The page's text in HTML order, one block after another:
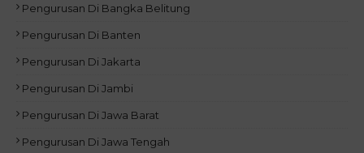
Pengurusan Di Bangka Belitung
Pengurusan Di Banten
Pengurusan Di Jakarta
Pengurusan Di Jambi
Pengurusan Di Jawa Barat
Pengurusan Di Jawa Tengah